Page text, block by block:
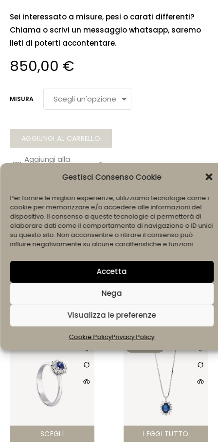
Gestisci Consenso Cookie
Per fornire le migliori esperienze, utilizziamo tecnologie come i
cookie per memorizzare e/o accedere alle informazioni del
dispositivo. Il consenso a queste tecnologie ci permetterà di
elaborare dati come il comportamento di navigazione o ID unici
su questo sito. Non acconsentire o ritirare il consenso può
influire negativamente su alcune caratteristiche e funzioni.
Accetta
Nega
Visualizza le preferenze
Cookie PolicyPrivacy Policy
Sei interessato a misure, pesi o carati differenti?
Chiama o scrivi un messaggio whatsapp, saremo
lieti di poterti accontentare.
850,00 €
MISURA
AGGIUNGI AL CARRELLO
SCRIVI SU WHATSAPP +393490601517
COD: 007601ANE
BRAND: Siracusano Gioielli
Condividi
F
e
o
o
W
ts
p
p
X Pi
er
e
st
E
m
ai
l
Ti Potrebbero Interessare
SCEGLI LEGGI TUTTO